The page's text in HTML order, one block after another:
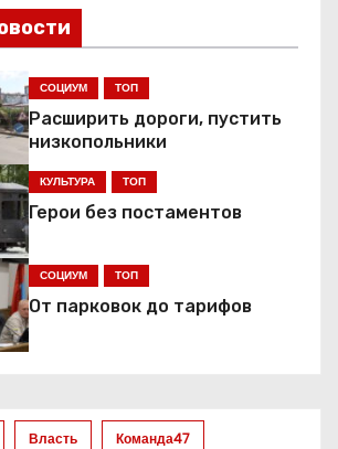
СОЦИУМ ТОП
Расширить дороги, пустить
низкопольники
КУЛЬТУРА ТОП
Герои без постаментов
СОЦИУМ ТОП
От парковок до тарифов
Власть Команда47